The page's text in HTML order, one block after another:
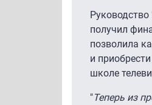
получил
позволила
и
школе
"Теперь из